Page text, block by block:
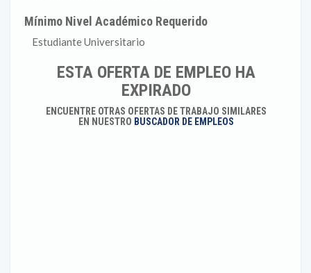
Mínimo Nivel Académico Requerido
Estudiante Universitario
ESTA OFERTA DE EMPLEO HA
EXPIRADO
ENCUENTRE OTRAS OFERTAS DE TRABAJO SIMILARES
EN NUESTRO BUSCADOR DE EMPLEOS